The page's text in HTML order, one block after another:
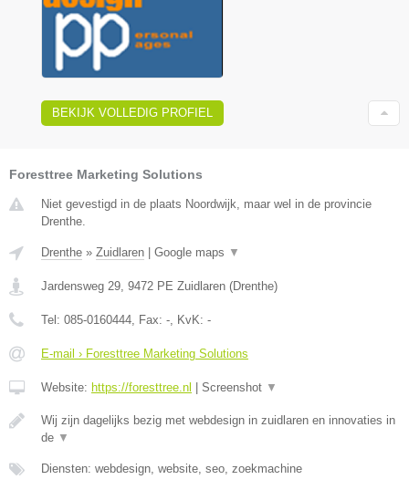
BEKIJK VOLLEDIG PROFIEL
Foresttree Marketing Solutions
Niet gevestigd in de plaats Noordwijk, maar wel in de provincie
Drenthe.
Drenthe » Zuidlaren Google maps ▼
Jardensweg 29, 9472 PE Zuidlaren (Drenthe)
Tel: 085-0160444, Fax: -, KvK: -
E-mail › Foresttree Marketing Solutions
Website: https://foresttree.nl Screenshot ▼
Wij zijn dagelijks bezig met webdesign in zuidlaren en innovaties in
de ▼
Diensten: webdesign, website, seo, zoekmachine